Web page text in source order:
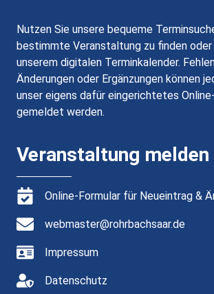
Nutzen Sie unsere bequeme
bestimmte Veranstaltung zu finden
unserem digitalen Terminkalender.
Änderungen oder Ergänzungen können
unser eigens dafür eingerichtetes
gemeldet werden.
Veranstaltung melden
Online-Formular für Neueintrag &
webmaster@rohrbachsaar.de
Impressum
Datenschutz